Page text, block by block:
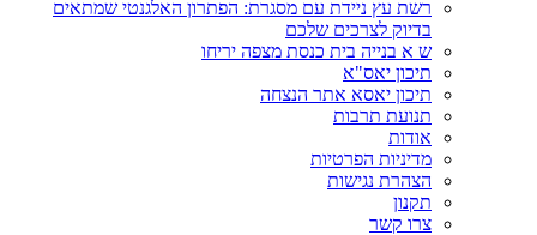
רשת עץ ניידת עם מסגרת: הפתרון האלגנטי שמתאים
בדיוק לצרכים שלכם
ש א בנייה בית כנסת מצפה יריחו
תיכון יאס"א
תיכון יאסא אתר הנצחה
תנועת תרבות
אודות
מדיניות הפרטיות
הצהרת נגישות
תקנון
צרו קשר